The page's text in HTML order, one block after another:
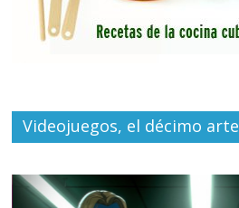
Videojuegos, el décimo arte